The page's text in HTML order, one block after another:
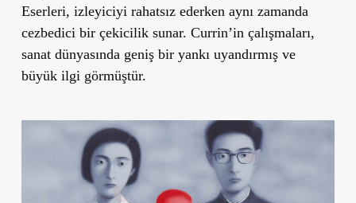
Eserleri, izleyiciyi rahatsız ederken aynı zamanda
cezbedici bir çekicilik sunar. Currin’in çalışmaları,
sanat dünyasında geniş bir yankı uyandırmış ve
büyük ilgi görmüştür.